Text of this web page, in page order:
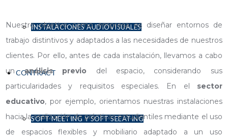
INSTALACIONES AUDIOVISUALES
CONTRACT
SOFT MEETING Y SOFT SEEATING
Nuestro objetivo como empresa es diseñar entornos de
trabajo distintivos y adaptados a las necesidades de nuestros
clientes. Por ello, antes de cada instalación, llevamos a cabo
unanálisis previo del espacio, considerando sus
particularidades y requisitos especiales. En el sector
educativo, por ejemplo, orientamos nuestras instalaciones
hacia la realización de prácticas estudiantiles mediante el uso
de espacios flexibles y mobiliario adaptado a un uso